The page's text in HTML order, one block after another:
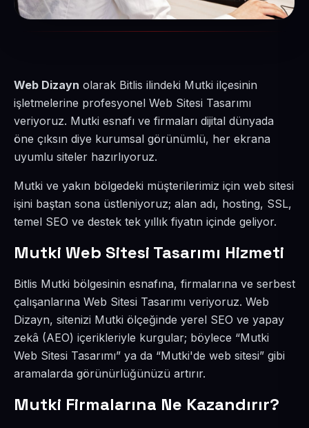
Web Dizayn olarak Bitlis ilindeki Mutki ilçesinin
işletmelerine profesyonel Web Sitesi Tasarımı
veriyoruz. Mutki esnafı ve firmaları dijital dünyada
öne çıksın diye kurumsal görünümlü, her ekrana
uyumlu siteler hazırlıyoruz.
Mutki ve yakın bölgedeki müşterilerimiz için web sitesi
işini baştan sona üstleniyoruz; alan adı, hosting, SSL,
temel SEO ve destek tek yıllık fiyatın içinde geliyor.
Mutki Web Sitesi Tasarımı Hizmeti
Bitlis Mutki bölgesinin esnafına, firmalarına ve serbest
çalışanlarına Web Sitesi Tasarımı veriyoruz. Web
Dizayn, sitenizi Mutki ölçeğinde yerel SEO ve yapay
zekâ (AEO) içerikleriyle kurgular; böylece “Mutki
Web Sitesi Tasarımı” ya da “Mutki'de web sitesi” gibi
aramalarda görünürlüğünüzü artırır.
Mutki Firmalarına Ne Kazandırır?